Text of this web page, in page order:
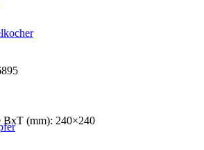
BxT (mm): 240×240